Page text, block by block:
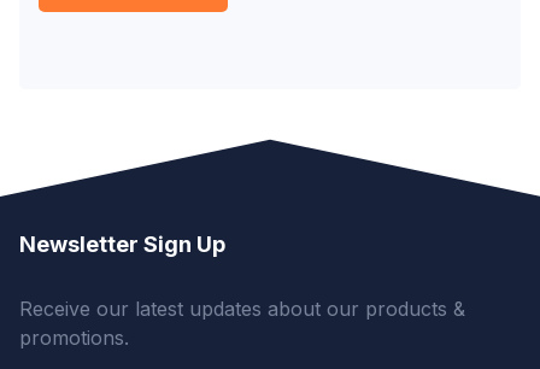
Newsletter Sign Up
Receive our latest updates about our products &
promotions.